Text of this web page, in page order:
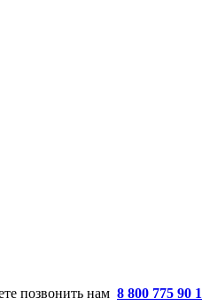
позвонить нам 8 800 775 90